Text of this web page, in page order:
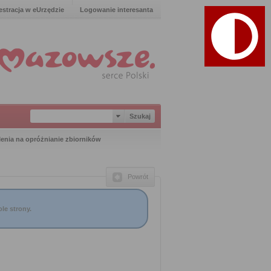
w eUrzędzie Logowanie interesanta
na opróżnianie zbiorników
Powrót
strony.